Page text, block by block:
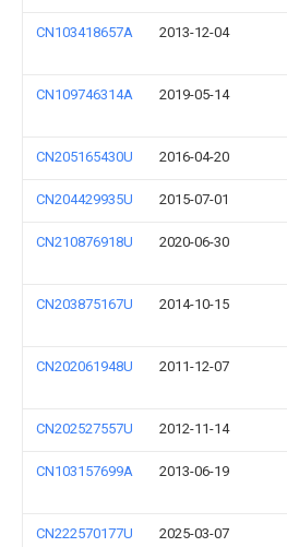
CN103418657A 2013-12-04
CN109746314A 2019-05-14
CN205165430U 2016-04-20
CN204429935U 2015-07-01
CN210876918U 2020-06-30
CN203875167U 2014-10-15
CN202061948U 2011-12-07
CN202527557U 2012-11-14
CN103157699A 2013-06-19
CN222570177U 2025-03-07